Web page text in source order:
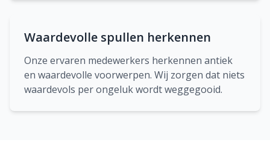
Waardevolle spullen herkennen
Onze ervaren medewerkers herkennen antiek
en waardevolle voorwerpen. Wij zorgen dat niets
waardevols per ongeluk wordt weggegooid.